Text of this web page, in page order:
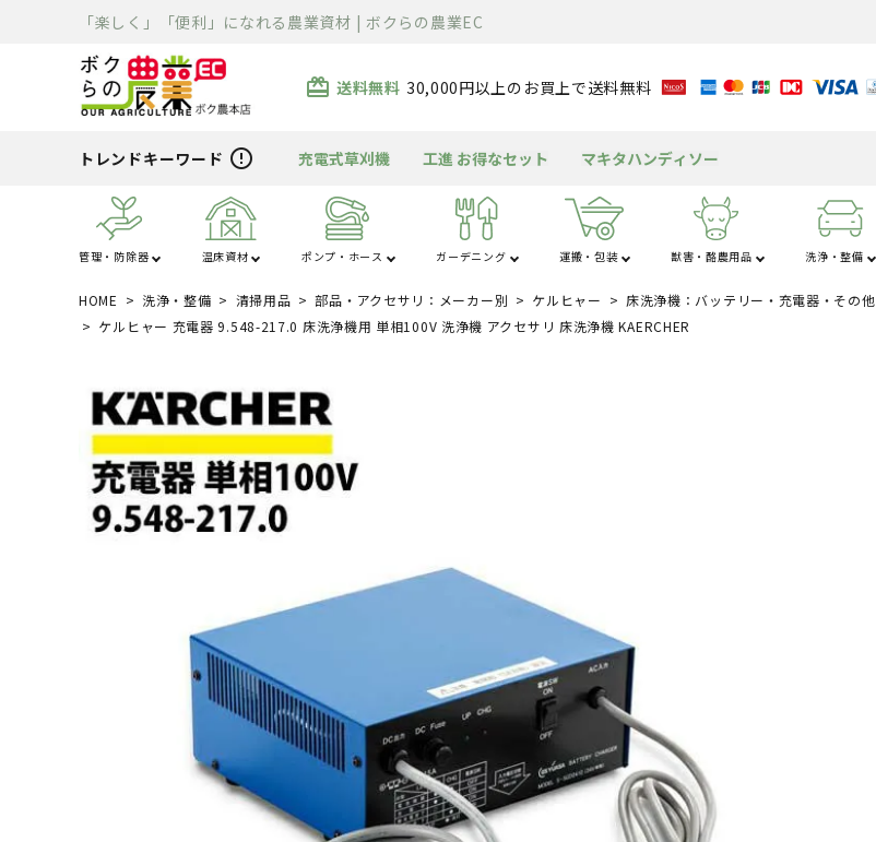
「楽しく」「便利」になれる農業資材 | ボクらの農業EC
card_giftcard 送料無料 30,000円以上のお買上で送料無料
トレンドキーワード error_outline 充電式草刈機 工進 お得なセット マキタハンディソー
管理・防除器
噴霧器・防除 散布機 溝切り機
農薬・消耗品
温床資材
ハウス・トンネル
資材 被覆資材 育苗資材
ポンプ・ホース
ポンプ ホース 潅水資材
ガーデニング
芝刈り 刈払機 チェンソー
バーナー
運搬・包装
運搬車 アルミブリッジ
獣害・酪農用品
獣害用品
洗浄・整備
清掃用品 充電器・変圧器 バッテリー
クローラ・タイヤ
溶接機 切断機 送風機
電工ドラム・リー
ル
精米・石抜・製粉 米保冷・保管
除雪機 暖房機 テント
あ行 か行 さ行 た行
HOME 洗浄・整備 清掃用品 部品・アクセサリ：メーカー別 ケルヒャー
床洗浄機：バッテリー・充電器・その他
ケルヒャー 充電器 9.548-217.0 床洗浄機用 単相100V 洗浄機 アクセサリ 床洗浄機 KAERCHER